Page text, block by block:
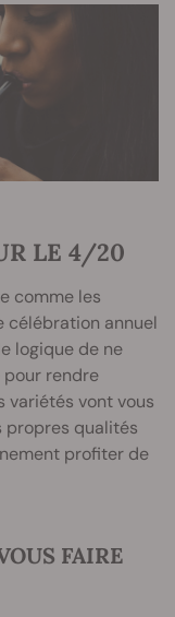
LE 4/20
comme les
célébration annuel
logique de ne
rendre
variétés vont vous
propres qualités
profiter de
FAIRE